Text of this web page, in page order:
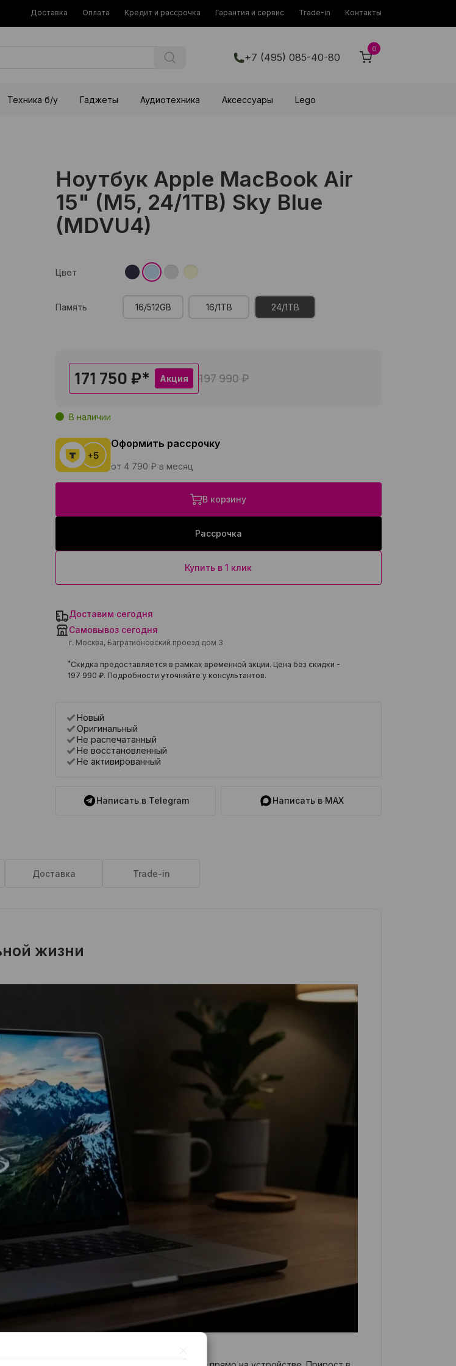
Доставка Оплата Кредит и рассрочка Гарантия и сервис Trade-in Контакты
+7 (495) 085-40-80
0
Техника б/у Гаджеты Аудиотехника Аксессуары Lego
Ноутбук Apple MacBook Air
15" (M5, 24/1TB) Sky Blue
(MDVU4)
Цвет
Память 16/512GB 16/1TB 24/1TB
171 750 ₽* Акция 197 990 ₽
В наличии
Оформить рассрочку
от 4 790 ₽ в месяц
В корзину
Рассрочка
Купить в 1 клик
Доставим сегодня
Самовывоз сегодня
г. Москва, Багратионовский проезд дом 3
*Скидка предоставляется в рамках временной акции. Цена без скидки -
197 990 ₽. Подробности уточняйте у консультантов.
Новый
Оригинальный
Не распечатанный
Не восстановленный
Не активированный
Написать в Telegram Написать в MAX
Доставка Trade-in
жизни